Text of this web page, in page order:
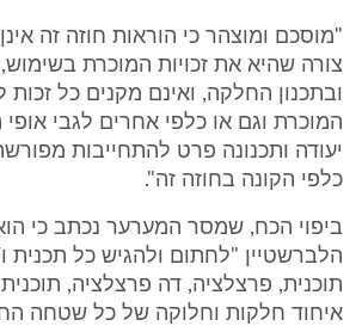
"מוסכם ומוצהר כי הוראות חוזה זה
צורה שהיא את זכויות המוכרת בשימוש,
ובתכנון החלקה, ואינם מקנים כל זכות
המוכרת וגם או כלפי אחרים לגבי
יעודה ותכנונה פרט להתחייבות
כלפי הקונה בחוזה זה".
ביפוי הכח, שמסר המערער נכתב כי
הלברשטיין "לחתום ולהגיש כל תכנית
תוכנית, פרצלציה, דה פרצלציה,
איחוד חלקות וחלוקה של כל שטחה